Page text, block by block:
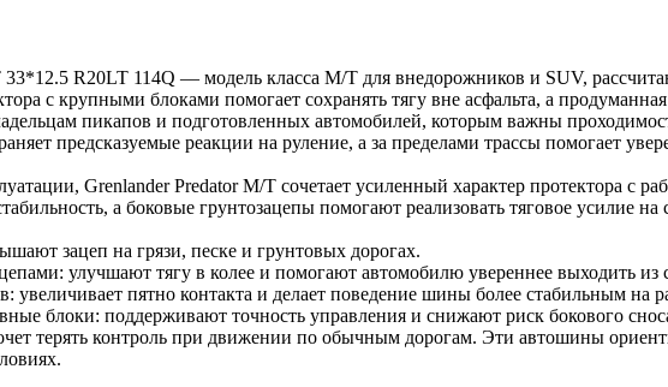
R20LT 114Q — модель класса M/T для внедорожников и SUV,
с крупными блоками помогает сохранять тягу вне асфальта, а
пикапов и подготовленных автомобилей, которым важны
предсказуемые реакции на руление, а за пределами трассы помогает
Grenlander Predator M/T сочетает усиленный характер протектора с
а боковые грунтозацепы помогают реализовать тяговое усилие
зацеп на грязи, песке и грунтовых дорогах.
улучшают тягу в колее и помогают автомобилю увереннее выходить из
увеличивает пятно контакта и делает поведение шины более стабильным на
блоки: поддерживают точность управления и снижают риск бокового
терять контроль при движении по обычным дорогам. Эти автошины